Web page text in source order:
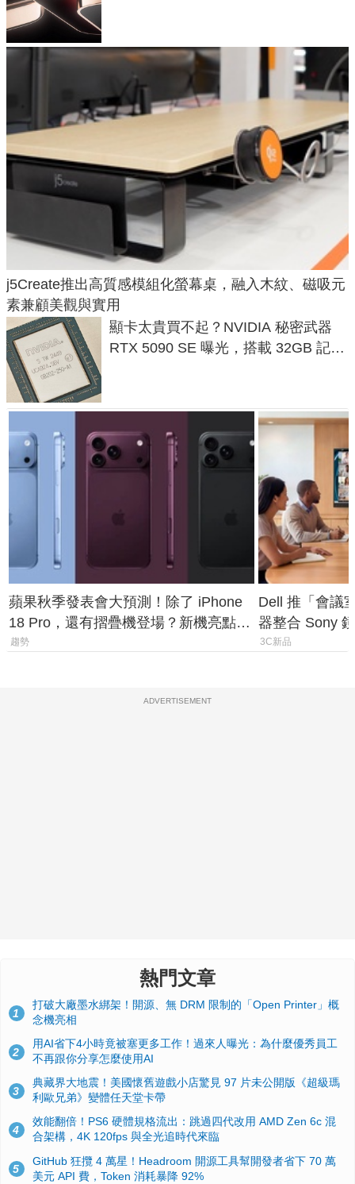
j5Create推出高質感模組化螢幕桌，融入木紋、磁吸元
素兼顧美觀與實用
顯卡太貴買不起？NVIDIA 秘密武器
RTX 5090 SE 曝光，搭載 32GB 記憶
蘋果秋季發表會大預測！除了 iPhone
18 Pro，還有摺疊機登場？新機亮點預
測一次看
趨勢
Dell 推「會議
器整合 Sony
條 USB-C 就
3C新品
ADVERTISEMENT
熱門文章
1
打破大廠墨水綁架！開源、無 DRM 限制的「Open Printer」概
念機亮相
2
用AI省下4小時竟被塞更多工作！過來人曝光：為什麼優秀員工
不再跟你分享怎麼使用AI
3
典藏界大地震！美國懷舊遊戲小店驚見 97 片未公開版《超級瑪
利歐兄弟》變體任天堂卡帶
4
效能翻倍！PS6 硬體規格流出：跳過四代改用 AMD Zen 6c 混
合架構，4K 120fps 與全光追時代來臨
5
GitHub 狂攬 4 萬星！Headroom 開源工具幫開發者省下 70 萬
美元 API 費，Token 消耗暴降 92%